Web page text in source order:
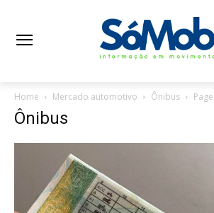
Home Mercado automotivo Ônibus
Ônibus